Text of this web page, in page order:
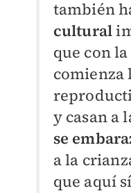
también
cultural
que con
comienza
y casan a
se
a la
que aquí